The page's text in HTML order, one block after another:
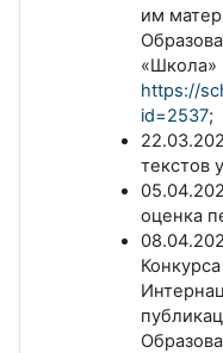
им
«Школа»
https://
id=2537;
текстов
оценка